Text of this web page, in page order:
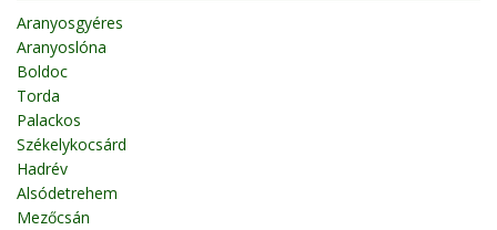
Aranyosgyéres
Aranyoslóna
Boldoc
Torda
Palackos
Székelykocsárd
Hadrév
Alsódetrehem
Mezőcsán